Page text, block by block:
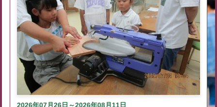
2026年07月26日～2026年08月11日